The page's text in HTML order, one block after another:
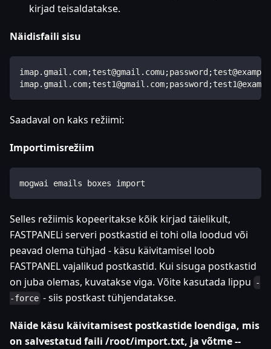
kirjad teisaldatakse.
Näidisfaili sisu
Saadaval on kaks režiimi:
Importimisrežiim
mogwai emails boxes import
Selles režiimis kopeeritakse kõik kirjad täielikult,
FASTPANELi serveri postkastid ei tohi olla loodud või
peavad olema tühjad - käsu käivitamisel loob
FASTPANEL vajalikud postkastid. Kui sisuga postkastid
on juba olemas, kuvatakse viga. Võite kasutada lippu
-
-force - siis postkast tühjendatakse.
Näide käsu käivitamisest postkastide loendiga, mis
on salvestatud faili /root/import.txt, ja võtme --